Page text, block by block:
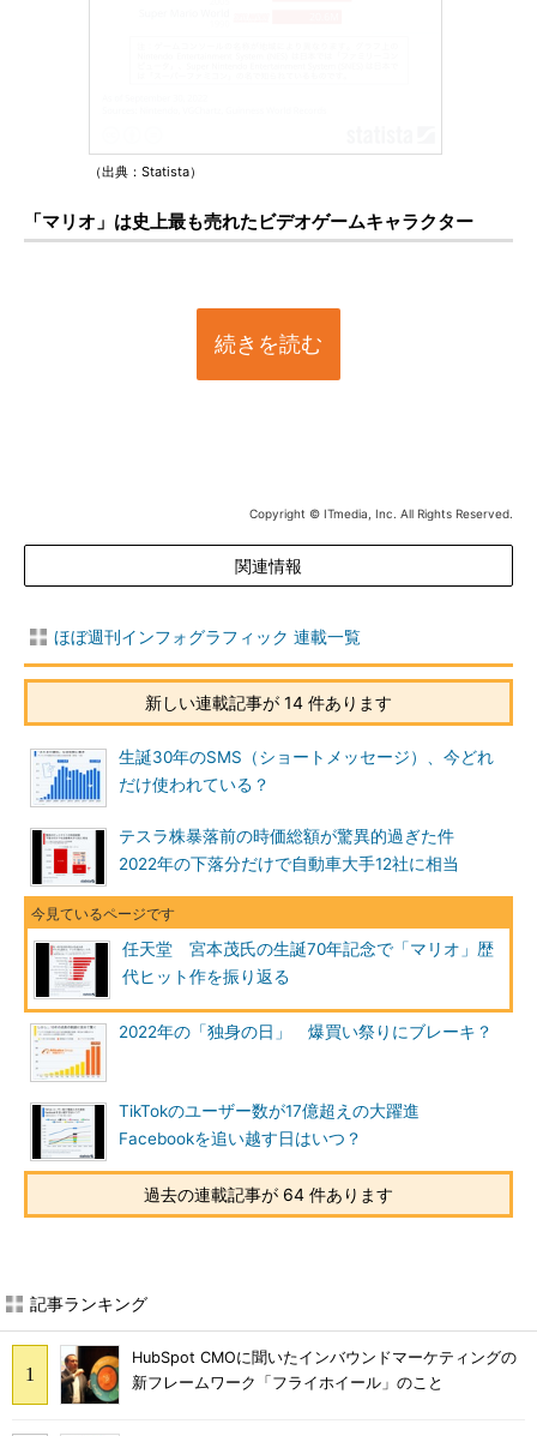
（出典：Statista）
「マリオ」は史上最も売れたビデオゲームキャラクター
続きを読む
Copyright © ITmedia, Inc. All Rights Reserved.
関連情報
ほぼ週刊インフォグラフィック 連載一覧
新しい連載記事が 14 件あります
生誕30年のSMS（ショートメッセージ）、今どれ
だけ使われている？
テスラ株暴落前の時価総額が驚異的過ぎた件
2022年の下落分だけで自動車大手12社に相当
任天堂 宮本茂氏の生誕70年記念で「マリオ」歴
代ヒット作を振り返る
2022年の「独身の日」 爆買い祭りにブレーキ？
TikTokのユーザー数が17億超えの大躍進
Facebookを追い越す日はいつ？
過去の連載記事が 64 件あります
記事ランキング
HubSpot CMOに聞いたインバウンドマーケティングの
新フレームワーク「フライホイール」のこと